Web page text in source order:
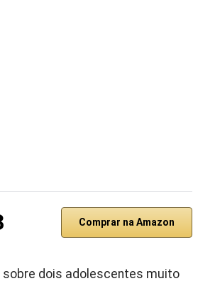
Comprar na Amazon
sobre dois adolescentes muito